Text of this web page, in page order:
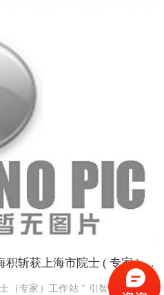
【海积·动态】再创佳绩！海积斩获上海市院士 ( 专家 ) 工作站“ 引智创新成果 50 佳 ”荣誉
（专家）工作站 " 引智创新 " 成果